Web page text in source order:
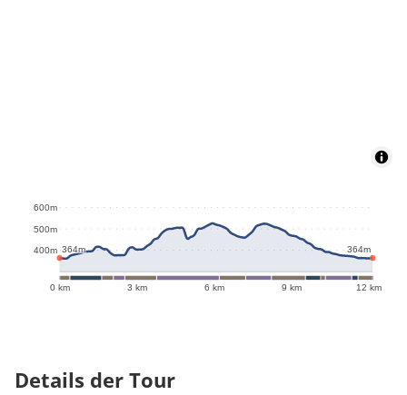
0 km 3 km 6 km 9 km 12 km
400m
500m
600m
364m 364m
Details der Tour